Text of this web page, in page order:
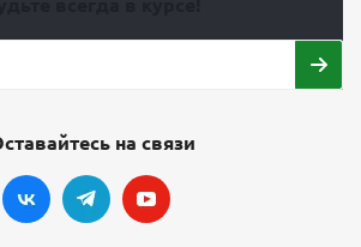
на связи